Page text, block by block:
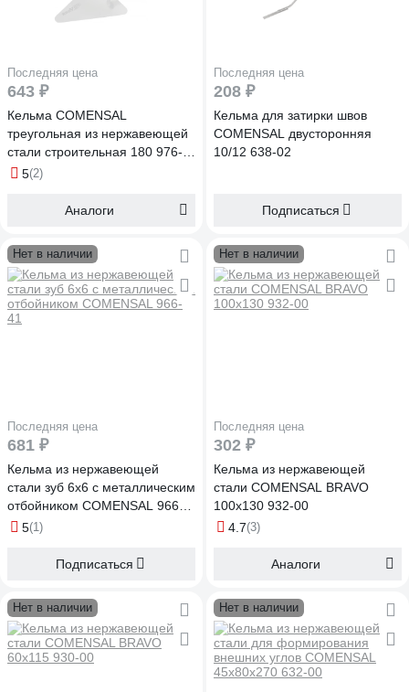
Последняя цена
643 ₽
Кельма COMENSAL
треугольная из нержавеющей
стали строительная 180 976-
00 5(2)
Аналоги
Последняя цена
208 ₽
Кельма для затирки швов
COMENSAL двусторонняя
10/12 638-02
Подписаться
Нет в наличии
Последняя цена
681 ₽
Кельма из нержавеющей
стали зуб 6х6 с металлическим
отбойником COMENSAL 966-
41 5(1)
Подписаться
Нет в наличии
Последняя цена
302 ₽
Кельма из нержавеющей
стали COMENSAL BRAVO
100х130 932-00
4.7(3)
Аналоги
Нет в наличии Нет в наличии